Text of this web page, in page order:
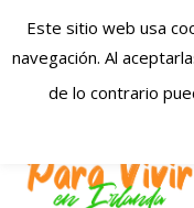
Este sitio web usa
navegación. Al
de lo contrario